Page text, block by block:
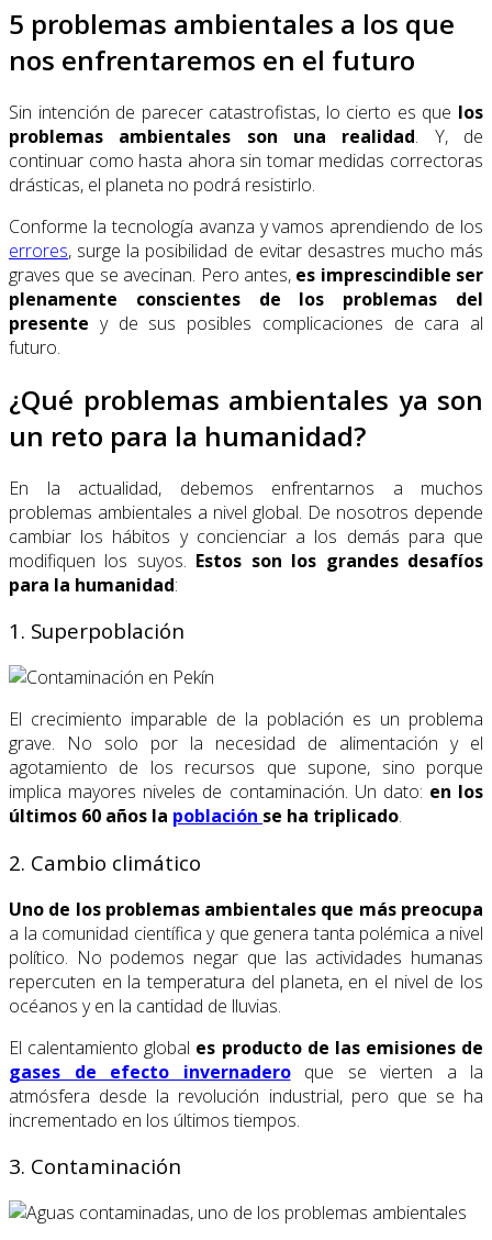
5 problemas ambientales a los que
nos enfrentaremos en el futuro
Sin intención de parecer catastrofistas, lo cierto es que los
problemas ambientales son una realidad. Y, de
continuar como hasta ahora sin tomar medidas correctoras
drásticas, el planeta no podrá resistirlo.
Conforme la tecnología avanza y vamos aprendiendo de los
errores, surge la posibilidad de evitar desastres mucho más
graves que se avecinan. Pero antes, es imprescindible ser
plenamente conscientes de los problemas del
presente y de sus posibles complicaciones de cara al
futuro.
¿Qué problemas ambientales ya son
un reto para la humanidad?
En la actualidad, debemos enfrentarnos a muchos
problemas ambientales a nivel global. De nosotros depende
cambiar los hábitos y concienciar a los demás para que
modifiquen los suyos. Estos son los grandes desafíos
para la humanidad:
1. Superpoblación
El crecimiento imparable de la población es un problema
grave. No solo por la necesidad de alimentación y el
agotamiento de los recursos que supone, sino porque
implica mayores niveles de contaminación. Un dato: en los
últimos 60 años la población se ha triplicado.
2. Cambio climático
Uno de los problemas ambientales que más preocupa
a la comunidad científica y que genera tanta polémica a nivel
político. No podemos negar que las actividades humanas
repercuten en la temperatura del planeta, en el nivel de los
océanos y en la cantidad de lluvias.
El calentamiento global es producto de las emisiones de
gases de efecto invernaderoque se vierten a la
atmósfera desde la revolución industrial, pero que se ha
incrementado en los últimos tiempos.
3. Contaminación